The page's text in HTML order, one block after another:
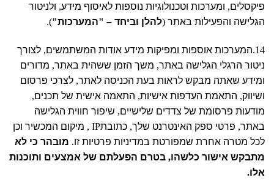
פיקסלים, ומערכות וטכנולוגיות נוספות לאיסוף מידע, ולניטור
הגלישה והפעילות באתר (להלן וביחד – "המערכות"
).
14. המערכות אוספות ומפיקות מידע אודות המשתמשים, לצורך
ניטור הרגלי הגלישה באתר, משך הזמן ששהית באתר, מדורים
ומידע שאתה מבקש לראות בעת הכניסה לאתר, לצרכי פרסום
ושיווק, התאמת העדפות אישיות, התאמה אישית של תכנים,
מודעות פרסומת של צדדים שלישיים, שיפור חווית הגלישה
באתר, פרטי ספק האינטרנט שלך, כתובתIP ,
מיקום המכשיר וכן
לכל מטרה אחרת שמפורטת במדיניות פרטיות זו. מובהר כי לא
מתבקש אישור כלשהו, בטרם הפעלתם של אמצעים ותוכנות
אלו.